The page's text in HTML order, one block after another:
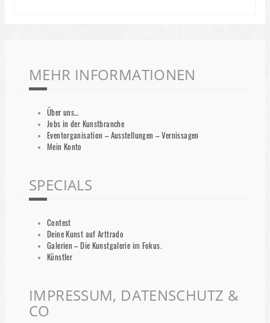
MEHR INFORMATIONEN
Über uns…
Jobs in der Kunstbranche
Eventorganisation – Ausstellungen – Vernissagen
Mein Konto
SPECIALS
Contest
Deine Kunst auf Arttrado
Galerien – Die Kunstgalerie im Fokus.
Künstler
IMPRESSUM, DATENSCHUTZ &
CO